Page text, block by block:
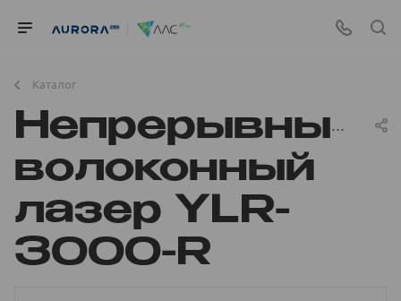
Каталог
Непрерывный
волоконный
лазер YLR-
3000-R